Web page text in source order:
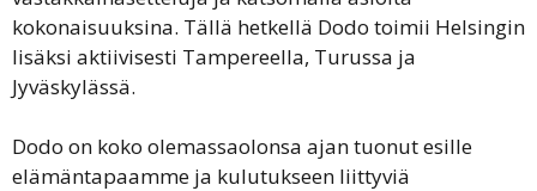
kokonaisuuksina. Tällä hetkellä Dodo toimii Helsingin
lisäksi aktiivisesti Tampereella, Turussa ja
Jyväskylässä.
Dodo on koko olemassaolonsa ajan tuonut esille
elämäntapaamme ja kulutukseen liittyviä